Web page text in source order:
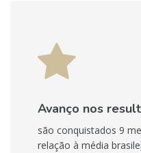
Avanço nos
são conquistados 9
relação à média